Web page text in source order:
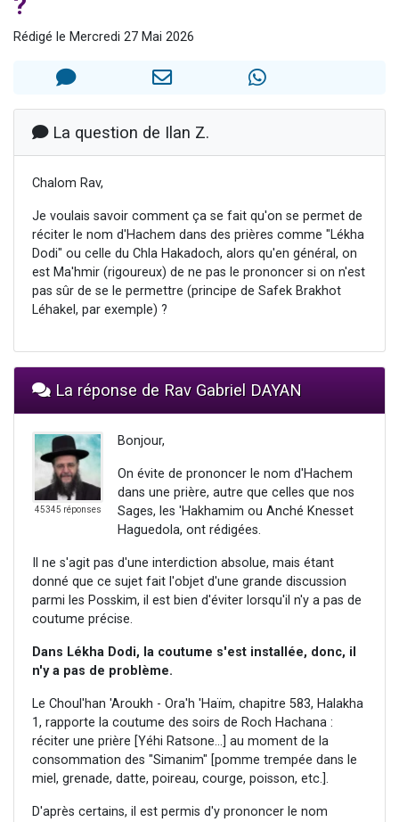
Rédigé le Mercredi 27 Mai 2026
La question de Ilan Z.
Chalom Rav,
Je voulais savoir comment ça se fait qu'on se permet de
réciter le nom d'Hachem dans des prières comme "Lékha
Dodi" ou celle du Chla Hakadoch, alors qu'en général, on
est Ma'hmir (rigoureux) de ne pas le prononcer si on n'est
pas sûr de se le permettre (principe de Safek Brakhot
Léhakel, par exemple) ?
La réponse de Rav Gabriel DAYAN
45345 réponses
Bonjour,
On évite de prononcer le nom d'Hachem
dans une prière, autre que celles que nos
Sages, les 'Hakhamim ou Anché Knesset
Haguedola, ont rédigées.
Il ne s'agit pas d'une interdiction absolue, mais étant
donné que ce sujet fait l'objet d'une grande discussion
parmi les Posskim, il est bien d'éviter lorsqu'il n'y a pas de
coutume précise.
Dans Lékha Dodi, la coutume s'est installée, donc, il
n'y a pas de problème.
Le Choul'han 'Aroukh - Ora'h 'Haïm, chapitre 583, Halakha
1, rapporte la coutume des soirs de Roch Hachana :
réciter une prière [Yéhi Ratsone...] au moment de la
consommation des "Simanim" [pomme trempée dans le
miel, grenade, datte, poireau, courge, poisson, etc.].
D'après certains, il est permis d'y prononcer le nom